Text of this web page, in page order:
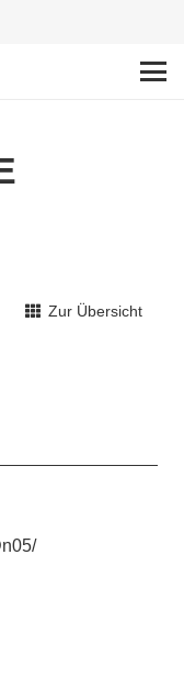
Zur Übersicht